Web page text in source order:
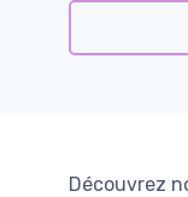
Découvrez